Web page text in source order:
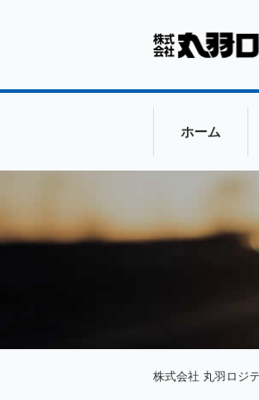
ホーム
株式会社 丸羽ロジ